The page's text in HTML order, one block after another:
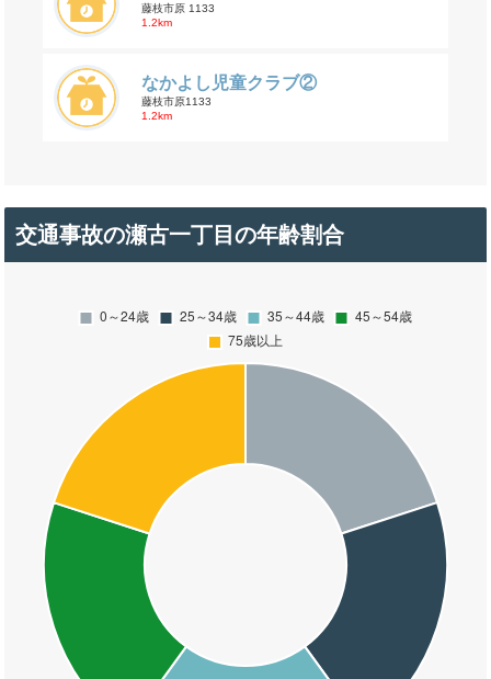
藤枝市原 1133
1.2km
なかよし児童クラブ②
藤枝市原1133
1.2km
交通事故の瀬古一丁目の年齢割合